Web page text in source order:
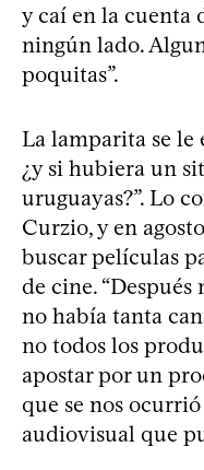
y caí en la cuenta
ningún lado.
poquitas”.
La lamparita se le
¿y si hubiera un
uruguayas?”. Lo
Curzio, y en
buscar películas
de cine.
no había tanta
no todos los
apostar por un
que se nos
audiovisual que